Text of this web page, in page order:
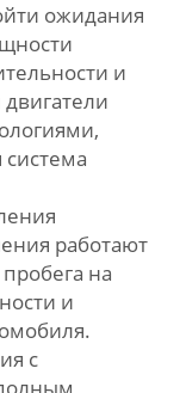
ожидания
и
работают
на
и
с